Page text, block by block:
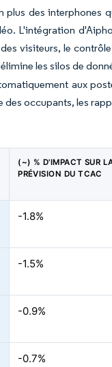
plus des
L'intégration
visiteurs, le
les silos de
aux
occupants, les
(~) % D'IMPACT SUR
PRÉVISION DU TCAC
-1.8%
-1.5%
-0.9%
-0.7%